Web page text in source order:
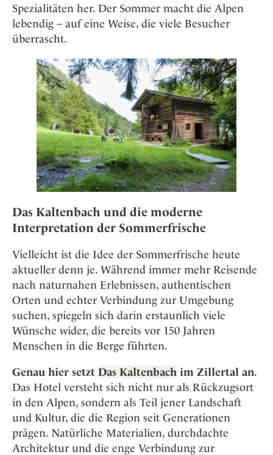
Spezialitäten her. Der Sommer macht die Alpen
lebendig – auf eine Weise, die viele Besucher
überrascht.
Das Kaltenbach und die moderne
Interpretation der Sommerfrische
Vielleicht ist die Idee der Sommerfrische heute
aktueller denn je. Während immer mehr Reisende
nach naturnahen Erlebnissen, authentischen
Orten und echter Verbindung zur Umgebung
suchen, spiegeln sich darin erstaunlich viele
Wünsche wider, die bereits vor 150 Jahren
Menschen in die Berge führten.
Genau hier setzt Das Kaltenbach im Zillertal an.
Das Hotel versteht sich nicht nur als Rückzugsort
in den Alpen, sondern als Teil jener Landschaft
und Kultur, die die Region seit Generationen
prägen. Natürliche Materialien, durchdachte
Architektur und die enge Verbindung zur